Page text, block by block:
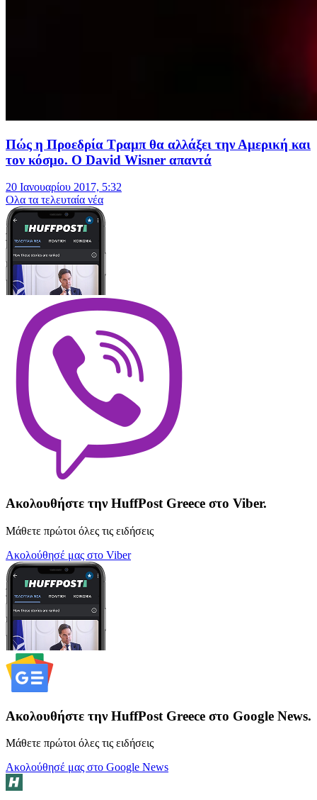
Πώς η Προεδρία Τραμπ θα αλλάξει την Αμερική και
τον κόσμο. Ο David Wisner απαντά
20 Ιανουαρίου 2017, 5:32
Oλα τα τελευταία νέα
Ακολουθήστε την HuffPost Greece στο Viber.
Μάθετε πρώτοι όλες τις ειδήσεις
Ακολούθησέ μας στο Viber
Ακολουθήστε την HuffPost Greece στο Google News.
Μάθετε πρώτοι όλες τις ειδήσεις
Ακολούθησέ μας στο Google News